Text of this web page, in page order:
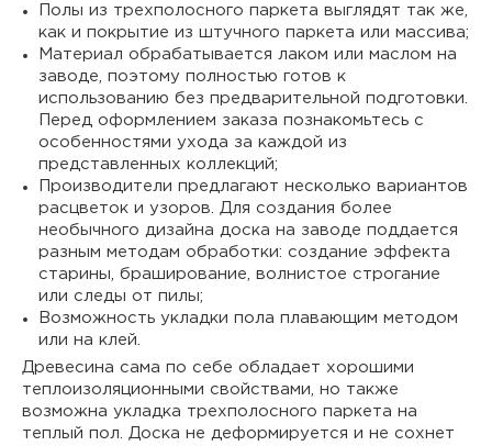
Полы из трехполосного паркета выглядят так же,
как и покрытие из штучного паркета или массива;
Материал обрабатывается лаком или маслом на
заводе, поэтому полностью готов к
использованию без предварительной подготовки.
Перед оформлением заказа познакомьтесь с
особенностями ухода за каждой из
представленных коллекций;
Производители предлагают несколько вариантов
расцветок и узоров. Для создания более
необычного дизайна доска на заводе поддается
разным методам обработки: создание эффекта
старины, браширование, волнистое строгание
или следы от пилы;
Возможность укладки пола плавающим методом
или на клей.
Древесина сама по себе обладает хорошими
теплоизоляционными свойствами, но также
возможна укладка трехполосного паркета на
теплый пол. Доска не деформируется и не сохнет